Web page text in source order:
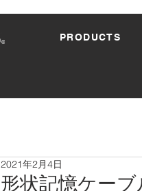
PRODUCTS
形状記憶ケー
2021年2月4日